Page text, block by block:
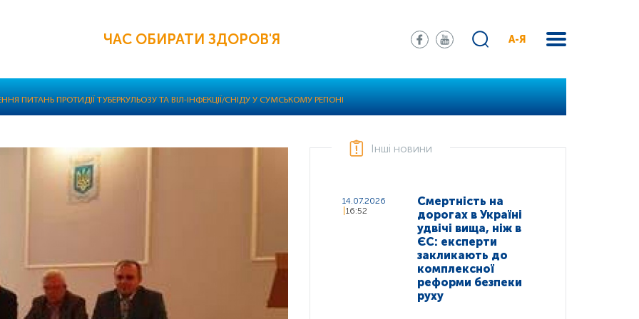
ЧАС ОБИРАТИ ЗДОРОВ'Я А-Я
ПИТАНЬ ПРОТИДІЇ ТУБЕРКУЛЬОЗУ ТА ВІЛ-ІНФЕКЦІЇ/CНІДУ У СУМСЬКОМУ РЕГІОНІ
Інші новини
14.07.2026
16:52
Смертність на
дорогах в Україні
удвічі вища, ніж в
ЄС: експерти
закликають до
комплексної
реформи безпеки
руху